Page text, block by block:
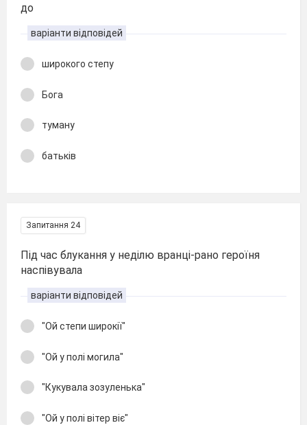
до
варіанти відповідей
широкого степу
Бога
туману
батьків
Запитання 24
Під час блукання у неділю вранці-рано героїня
наспівувала
варіанти відповідей
"Ой степи широкії"
"Ой у полі могила"
"Кукувала зозуленька"
"Ой у полі вітер віє"